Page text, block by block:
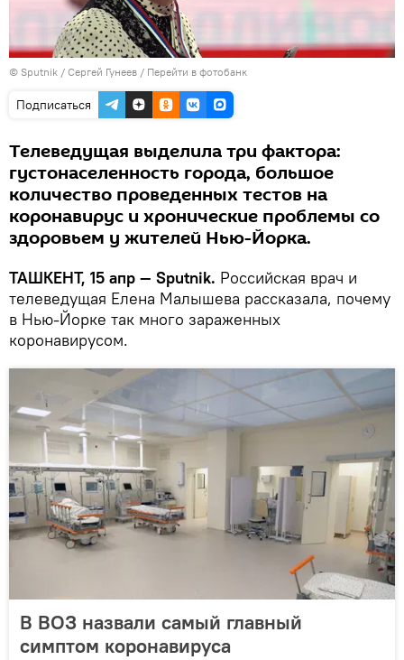
© Sputnik / Сергей Гунеев / Перейти в фотобанк
Подписаться
Телеведущая выделила три фактора:
густонаселенность города, большое
количество проведенных тестов на
коронавирус и хронические проблемы со
здоровьем у жителей Нью-Йорка.
ТАШКЕНТ, 15 апр — Sputnik. Российская врач и
телеведущая Елена Малышева рассказала, почему
в Нью-Йорке так много зараженных
коронавирусом.
В ВОЗ назвали самый главный
симптом коронавируса